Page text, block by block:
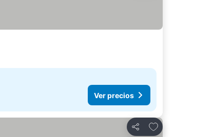
Ver precios
Compartir
Añadir a favoritos